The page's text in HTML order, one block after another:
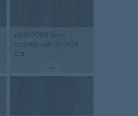
60302DR5 deep
country oak (150x28
cm)